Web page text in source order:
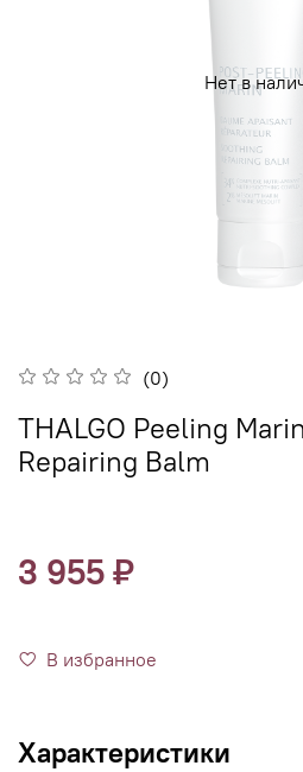
Нет в
(0)
THALGO Peeling
Repairing Balm
3 955 ₽
В избранное
Характеристики